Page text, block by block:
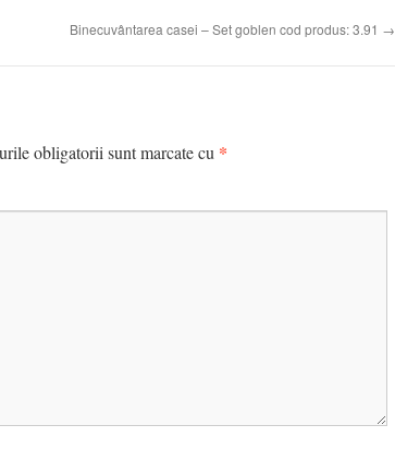
Binecuvântarea casei – Set goblen cod produs: 3.91 →
obligatorii sunt marcate cu *